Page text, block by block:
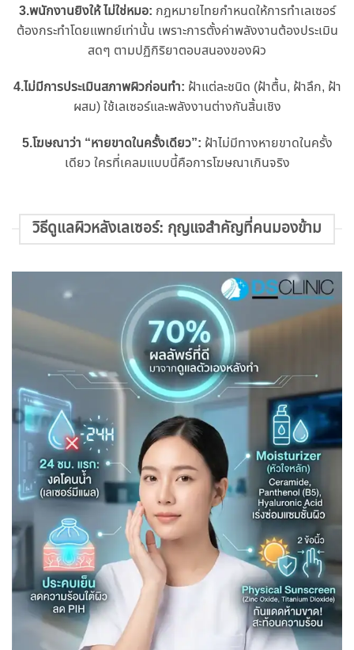
3.พนักงานยิงให้ ไม่ใช่หมอ: กฎหมายไทยกำหนดให้การทำเลเซอร์
ต้องกระทำโดยแพทย์เท่านั้น เพราะการตั้งค่าพลังงานต้องประเมิน
สดๆ ตามปฏิกิริยาตอบสนองของผิว
4.ไม่มีการประเมินสภาพผิวก่อนทำ: ฝ้าแต่ละชนิด (ฝ้าตื้น, ฝ้าลึก, ฝ้า
ผสม) ใช้เลเซอร์และพลังงานต่างกันสิ้นเชิง
5.โฆษณาว่า “หายขาดในครั้งเดียว”: ฝ้าไม่มีทางหายขาดในครั้ง
เดียว ใครที่เคลมแบบนี้คือการโฆษณาเกินจริง
วิธีดูแลผิวหลังเลเซอร์: กุญแจสำคัญที่คนมองข้าม